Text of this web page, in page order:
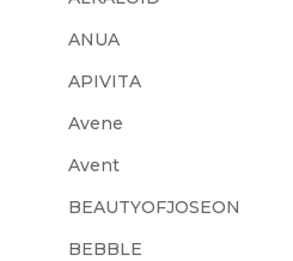
ANUA
APIVITA
Avene
Avent
BEAUTYOFJOSEON
BEBBLE